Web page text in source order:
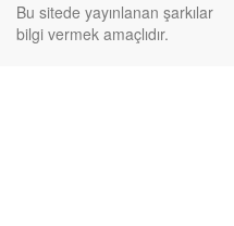
Bu sitede yayınlanan şarkılar
bilgi vermek amaçlıdır.